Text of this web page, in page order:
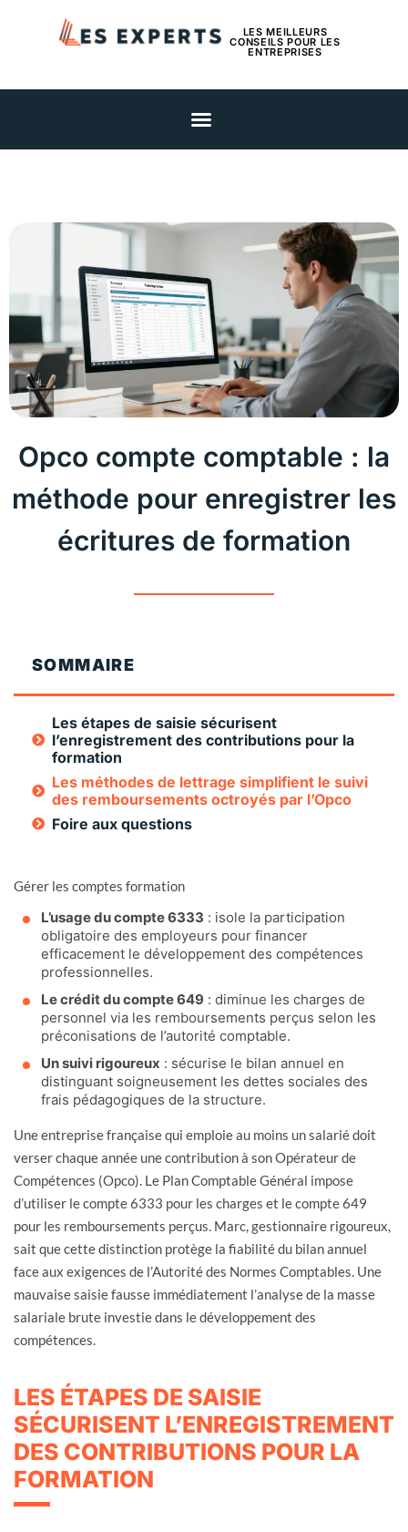
LES MEILLEURS
CONSEILS POUR LES
ENTREPRISES
Opco compte comptable : la
méthode pour enregistrer les
écritures de formation
Gérer les comptes formation
L’usage du compte 6333 : isole la participation
obligatoire des employeurs pour financer
efficacement le développement des compétences
professionnelles.
Le crédit du compte 649 : diminue les charges de
personnel via les remboursements perçus selon les
préconisations de l’autorité comptable.
Un suivi rigoureux : sécurise le bilan annuel en
distinguant soigneusement les dettes sociales des
frais pédagogiques de la structure.
Une entreprise française qui emploie au moins un salarié doit
verser chaque année une contribution à son Opérateur de
Compétences (Opco). Le Plan Comptable Général impose
d’utiliser le compte 6333 pour les charges et le compte 649
pour les remboursements perçus. Marc, gestionnaire rigoureux,
sait que cette distinction protège la fiabilité du bilan annuel
face aux exigences de l’Autorité des Normes Comptables. Une
mauvaise saisie fausse immédiatement l’analyse de la masse
salariale brute investie dans le développement des
compétences.
LES ÉTAPES DE SAISIE
SÉCURISENT L’ENREGISTREMENT
DES CONTRIBUTIONS POUR LA
FORMATION
SOMMAIRE
Les étapes de saisie sécurisent
l’enregistrement des contributions pour la
formation
Les méthodes de lettrage simplifient le suivi
des remboursements octroyés par l’Opco
Foire aux questions